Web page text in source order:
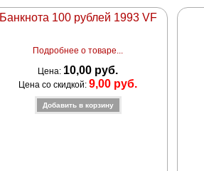
Банкнота 100 рублей 1993 VF
Подробнее о товаре...
Цена: 10,00 руб.
Цена со скидкой:9,00 руб.